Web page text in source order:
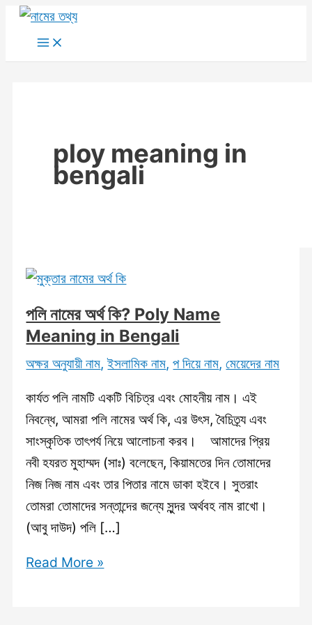
Skip
content
Main
ploy meaning in
bengali
পলি নামের অর্থ কি? Poly Name
Meaning in Bengali
অক্ষর অনুযায়ী নাম,ইসলামিক নাম,প দিয়ে নাম,মেয়েদের নাম
কার্যত পলি নামটি একটি বিচিত্র এবং মোহনীয় নাম। এই
নিবন্ধে, আমরা পলি নামের অর্থ কি, এর উৎস, বৈচিত্র্য এবং
সাংস্কৃতিক তাৎপর্য নিয়ে আলোচনা করব। আমাদের প্রিয়
নবী হযরত মুহাম্মদ (সাঃ) বলেছেন, কিয়ামতের দিন তোমাদের
নিজ নিজ নাম এবং তার পিতার নামে ডাকা হইবে। সুতরাং
তোমরা তোমাদের সন্তান্দের জন্যে সুন্দর অর্থবহ নাম রাখো।
(আবু দাউদ) পলি […]
পলি
Read More »